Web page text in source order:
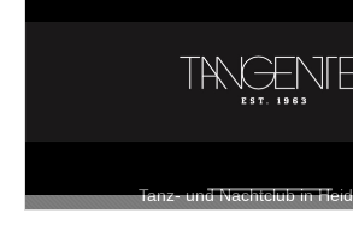
Tanz- und Nachtclub in